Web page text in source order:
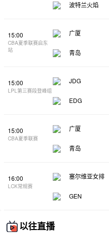
波特兰火焰
15:00
CBA夏季联赛启东
站
广厦
青岛
15:00
LPL第三赛段登峰组
JDG
EDG
15:00
CBA夏季联赛
广厦
青岛
16:00
LCK常规赛
塞尔维亚女排
GEN
以往直播